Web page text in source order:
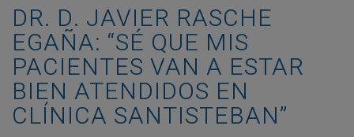
DR. D. JAVIER RASCHE
EGAÑA: “SÉ QUE MIS
PACIENTES VAN A ESTAR
BIEN ATENDIDOS EN
CLÍNICA SANTISTEBAN”